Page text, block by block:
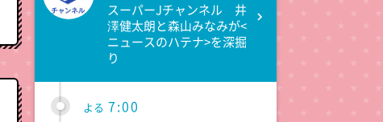
スーパーJチャンネル 井
澤健太朗と森山みなみが<
ニュースのハテナ>を深掘
り
よる 7:00